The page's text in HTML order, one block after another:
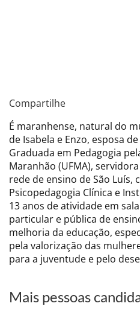
Compartilhe
É maranhense, natural do
de Isabela e Enzo, esposa
Graduada em Pedagogia
Maranhão (UFMA),
rede de ensino de São Luís,
Psicopedagogia Clínica e
13 anos de atividade em
particular e pública de
melhoria da educação,
pela valorização das
para a juventude e pelo
Mais pessoas